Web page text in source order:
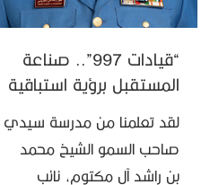
“قيادات 997”.. صناعة
المستقبل برؤية استباقية
لقد تعلمنا من مدرسة سيدي
صاحب السمو الشيخ محمد
بن راشد آل مكتوم، نائب